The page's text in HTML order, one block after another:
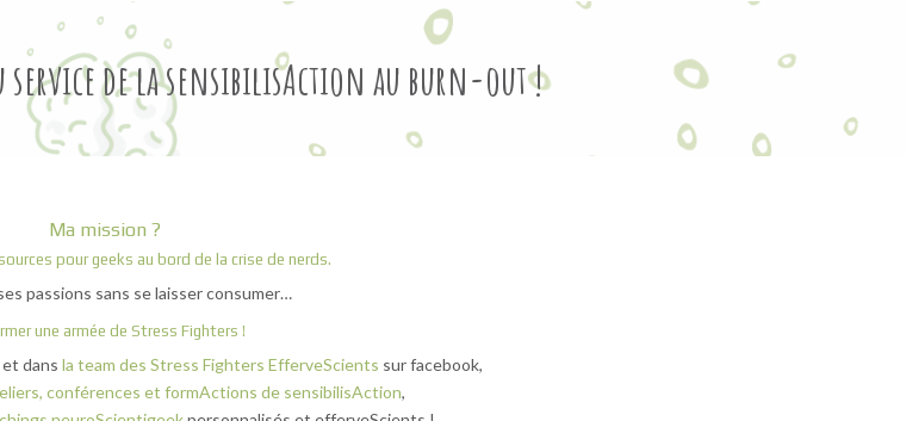
service de la sensibilisAction au burn-out !
Ma mission ?
pour geeks au bord de la crise de nerds.
passions sans se laisser consumer…
une armée de Stress Fighters !
dans la team des Stress Fighters EfferveScients sur facebook,
conférences et formActions de sensibilisAction,